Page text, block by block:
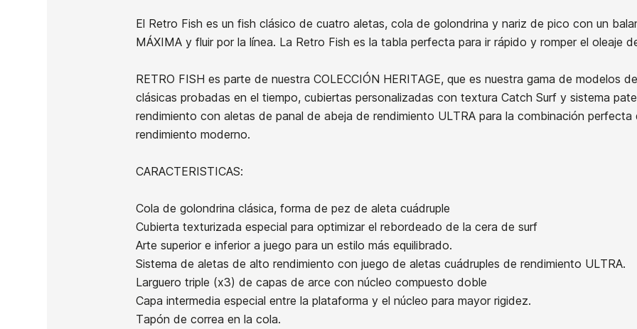
El Retro Fish es un fish clásico de cuatro aletas, cola de golondrina y nariz de pico con un
MÁXIMA y fluir por la línea. La Retro Fish es la tabla perfecta para ir rápido y romper el oleaje
RETRO FISH es parte de nuestra COLECCIÓN HERITAGE, que es nuestra gama de modelos
clásicas probadas en el tiempo, cubiertas personalizadas con textura Catch Surf y sistema
rendimiento con aletas de panal de abeja de rendimiento ULTRA para la combinación
rendimiento moderno.
CARACTERISTICAS:
Cola de golondrina clásica, forma de pez de aleta cuádruple
Cubierta texturizada especial para optimizar el rebordeado de la cera de surf
Arte superior e inferior a juego para un estilo más equilibrado.
Sistema de aletas de alto rendimiento con juego de aletas cuádruples de rendimiento ULTRA.
Larguero triple (x3) de capas de arce con núcleo compuesto doble
Capa intermedia especial entre la plataforma y el núcleo para mayor rigidez.
Tapón de correa en la cola.
ReferenciaCS-TATAX44266
En stock 1 Artículo
Ean13
Tabla Quiksilver Discus Futures
6,8